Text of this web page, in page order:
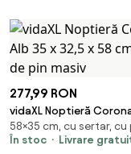
277,99 RON
vidaXL Noptieră
32,5 x 58 cm Lemn de
58×35 cm, cu sertar,
În stoc
Livrare